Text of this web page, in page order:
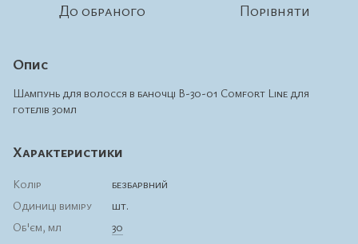
До обраного Порівняти
Опис
Шампунь для волосся в баночці В-30-01 Comfort Line для
готелів 30мл
Характеристики
Колір
безбарвний
Одиниці виміру
шт.
Об'єм, мл
30